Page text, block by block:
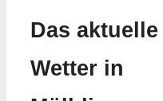
Das aktuelle
Wetter in